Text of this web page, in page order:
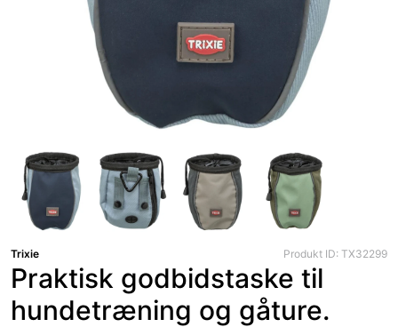
Trixie Produkt ID: TX32299
Praktisk godbidstaske til
hundetræning og gåture.